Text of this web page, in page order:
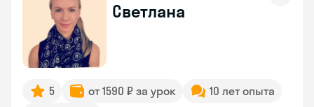
Светлана
5 от 1590 ₽ за урок
10 лет опыта